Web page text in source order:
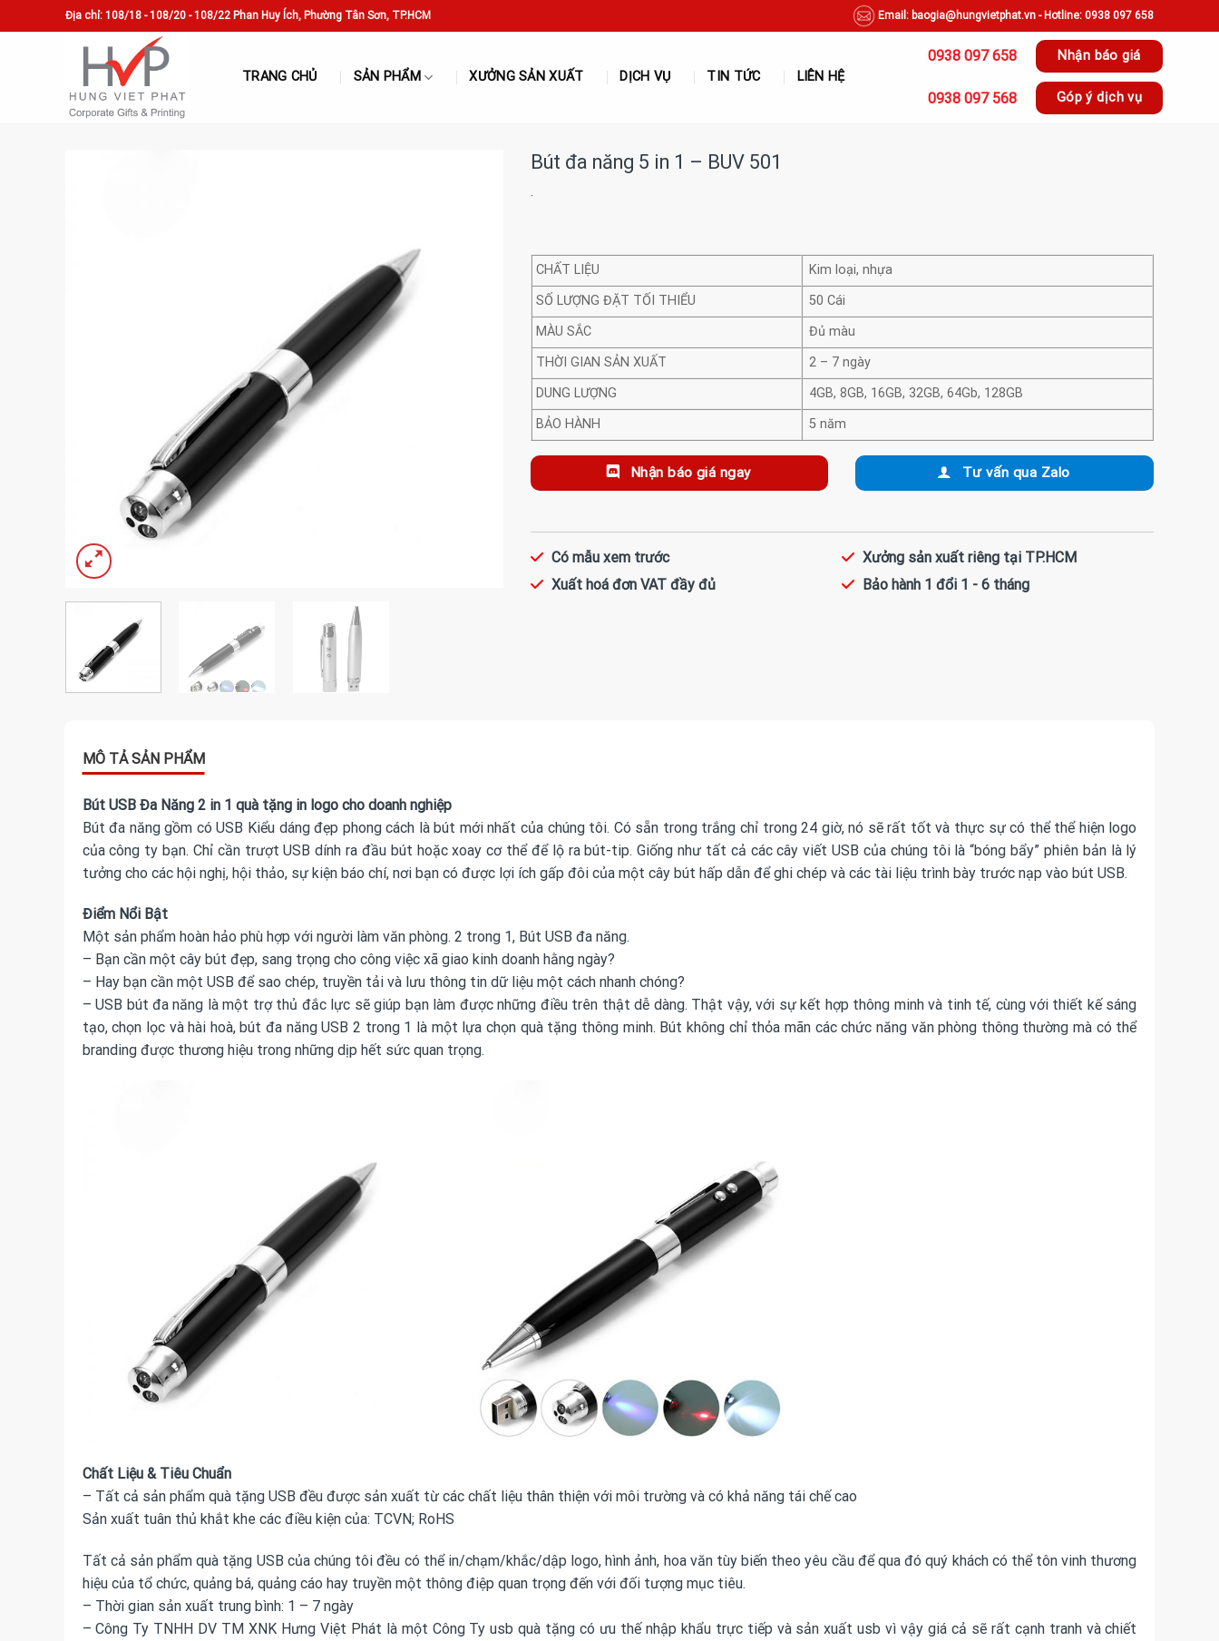
to
Địa chỉ: 108/18 - 108/20 - 108/22 Phan Huy Ích, Phường Tân Sơn, TP.HCM Email: baogia@hungvietphat.vn - Hotline: 0938 097 658
TRANG CHỦ SẢN PHẨM XƯỞNG SẢN XUẤT DỊCH VỤ TIN TỨC LIÊN HỆ
0938 097 658 Nhận báo giá
0938 097 568 Góp ý dịch vụ
Bút đa năng 5 in 1 – BUV 501
·
CHẤT LIỆU
Kim loại, nhựa
SỐ LƯỢNG ĐẶT TỐI THIỂU
50 Cái
MÀU SẮC
Đủ màu
THỜI GIAN SẢN XUẤT
2 – 7 ngày
DUNG LƯỢNG
4GB, 8GB, 16GB, 32GB, 64Gb, 128GB
BẢO HÀNH
5 năm
Nhận báo giá ngay Tư vấn qua Zalo
Có mẫu xem trước
Xuất hoá đơn VAT đầy đủ
Xưởng sản xuất riêng tại TP.HCM
Bảo hành 1 đổi 1 - 6 tháng
Bút USB Đa Năng 2 in 1 quà tặng in logo cho doanh nghiệp
Bút đa năng gồm có USB Kiểu dáng đẹp phong cách là bút mới nhất của chúng tôi. Có sẵn trong trắng chỉ trong 24 giờ, nó sẽ rất tốt và thực sự có thể thể hiện logo
của công ty bạn. Chỉ cần trượt USB dính ra đầu bút hoặc xoay cơ thể để lộ ra bút-tip. Giống như tất cả các cây viết USB của chúng tôi là “bóng bẩy” phiên bản là lý
tưởng cho các hội nghị, hội thảo, sự kiện báo chí, nơi bạn có được lợi ích gấp đôi của một cây bút hấp dẫn để ghi chép và các tài liệu trình bày trước nạp vào bút USB.
Điểm Nổi Bật
Một sản phẩm hoàn hảo phù hợp với người làm văn phòng. 2 trong 1, Bút USB đa năng.
– Bạn cần một cây bút đẹp, sang trọng cho công việc xã giao kinh doanh hằng ngày?
– Hay bạn cần một USB để sao chép, truyền tải và lưu thông tin dữ liệu một cách nhanh chóng?
– USB bút đa năng là một trợ thủ đắc lực sẽ giúp bạn làm được những điều trên thật dễ dàng. Thật vậy, với sự kết hợp thông minh và tinh tế, cùng với thiết kế sáng
tạo, chọn lọc và hài hoà, bút đa năng USB 2 trong 1 là một lựa chọn quà tặng thông minh. Bút không chỉ thỏa mãn các chức năng văn phòng thông thường mà có thể
branding được thương hiệu trong những dịp hết sức quan trọng.
Chất Liệu & Tiêu Chuẩn
– Tất cả sản phẩm quà tặng USB đều được sản xuất từ các chất liệu thân thiện với môi trường và có khả năng tái chế cao
Sản xuất tuân thủ khắt khe các điều kiện của: TCVN; RoHS
Tất cả sản phẩmquà tặng USB của chúng tôi đều có thể in/chạm/khắc/dập logo, hình ảnh, hoa văn tùy biến theo yêu cầu để qua đó quý khách có thể tôn vinh thương
hiệu của tổ chức, quảng bá, quảng cáo hay truyền một thông điệp quan trọng đến với đối tượng mục tiêu.
– Thời gian sản xuất trung bình: 1 – 7 ngày
– Công Ty TNHH DV TM XNK Hưng Việt Phát là một Công Ty usb quà tặng có ưu thế nhập khẩu trực tiếp và sản xuất usb vì vậy giá cả sẽ rất cạnh tranh và chiết